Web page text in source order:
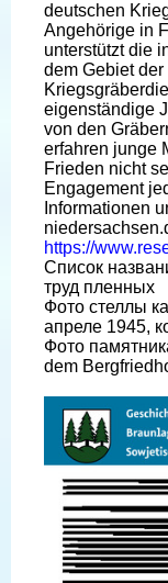
deutschen
Angehörige in
unterstützt die
dem Gebiet
eigenständige
von den
erfahren junge
Frieden nicht
Engagement
Informationen
https://
Список
труд пленных
Фото стеллы
апреле 1945,
Фото
dem